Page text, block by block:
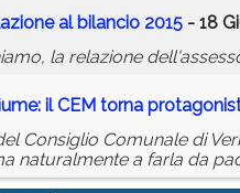
al bilancio 2015 - 18
la relazione
il CEM torna
Consiglio Comunale di
naturalmente a farla da